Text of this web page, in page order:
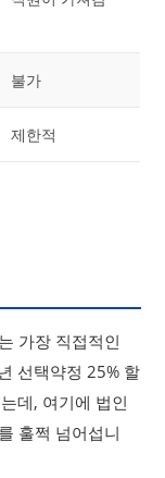
불가
제한적
가장 직접적인
선택약정 25% 할
데, 여기에 법인
훌쩍 넘어섭니